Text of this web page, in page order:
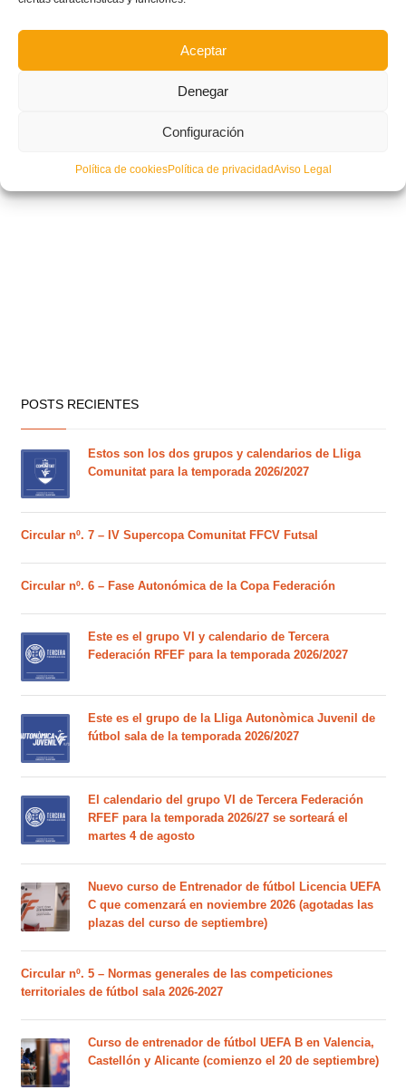
Aceptar
Denegar
Configuración
Política de cookiesPolítica de privacidadAviso Legal
POSTS RECIENTES
Estos son los dos grupos y calendarios de Lliga
Comunitat para la temporada 2026/2027
Circular nº. 7 – IV Supercopa Comunitat FFCV Futsal
Circular nº. 6 – Fase Autonómica de la Copa Federación
Este es el grupo VI y calendario de Tercera
Federación RFEF para la temporada 2026/2027
Este es el grupo de la Lliga Autonòmica Juvenil de
fútbol sala de la temporada 2026/2027
El calendario del grupo VI de Tercera Federación
RFEF para la temporada 2026/27 se sorteará el
martes 4 de agosto
Nuevo curso de Entrenador de fútbol Licencia UEFA
C que comenzará en noviembre 2026 (agotadas las
plazas del curso de septiembre)
Circular nº. 5 – Normas generales de las competiciones
territoriales de fútbol sala 2026-2027
Curso de entrenador de fútbol UEFA B en Valencia,
Castellón y Alicante (comienzo el 20 de septiembre)